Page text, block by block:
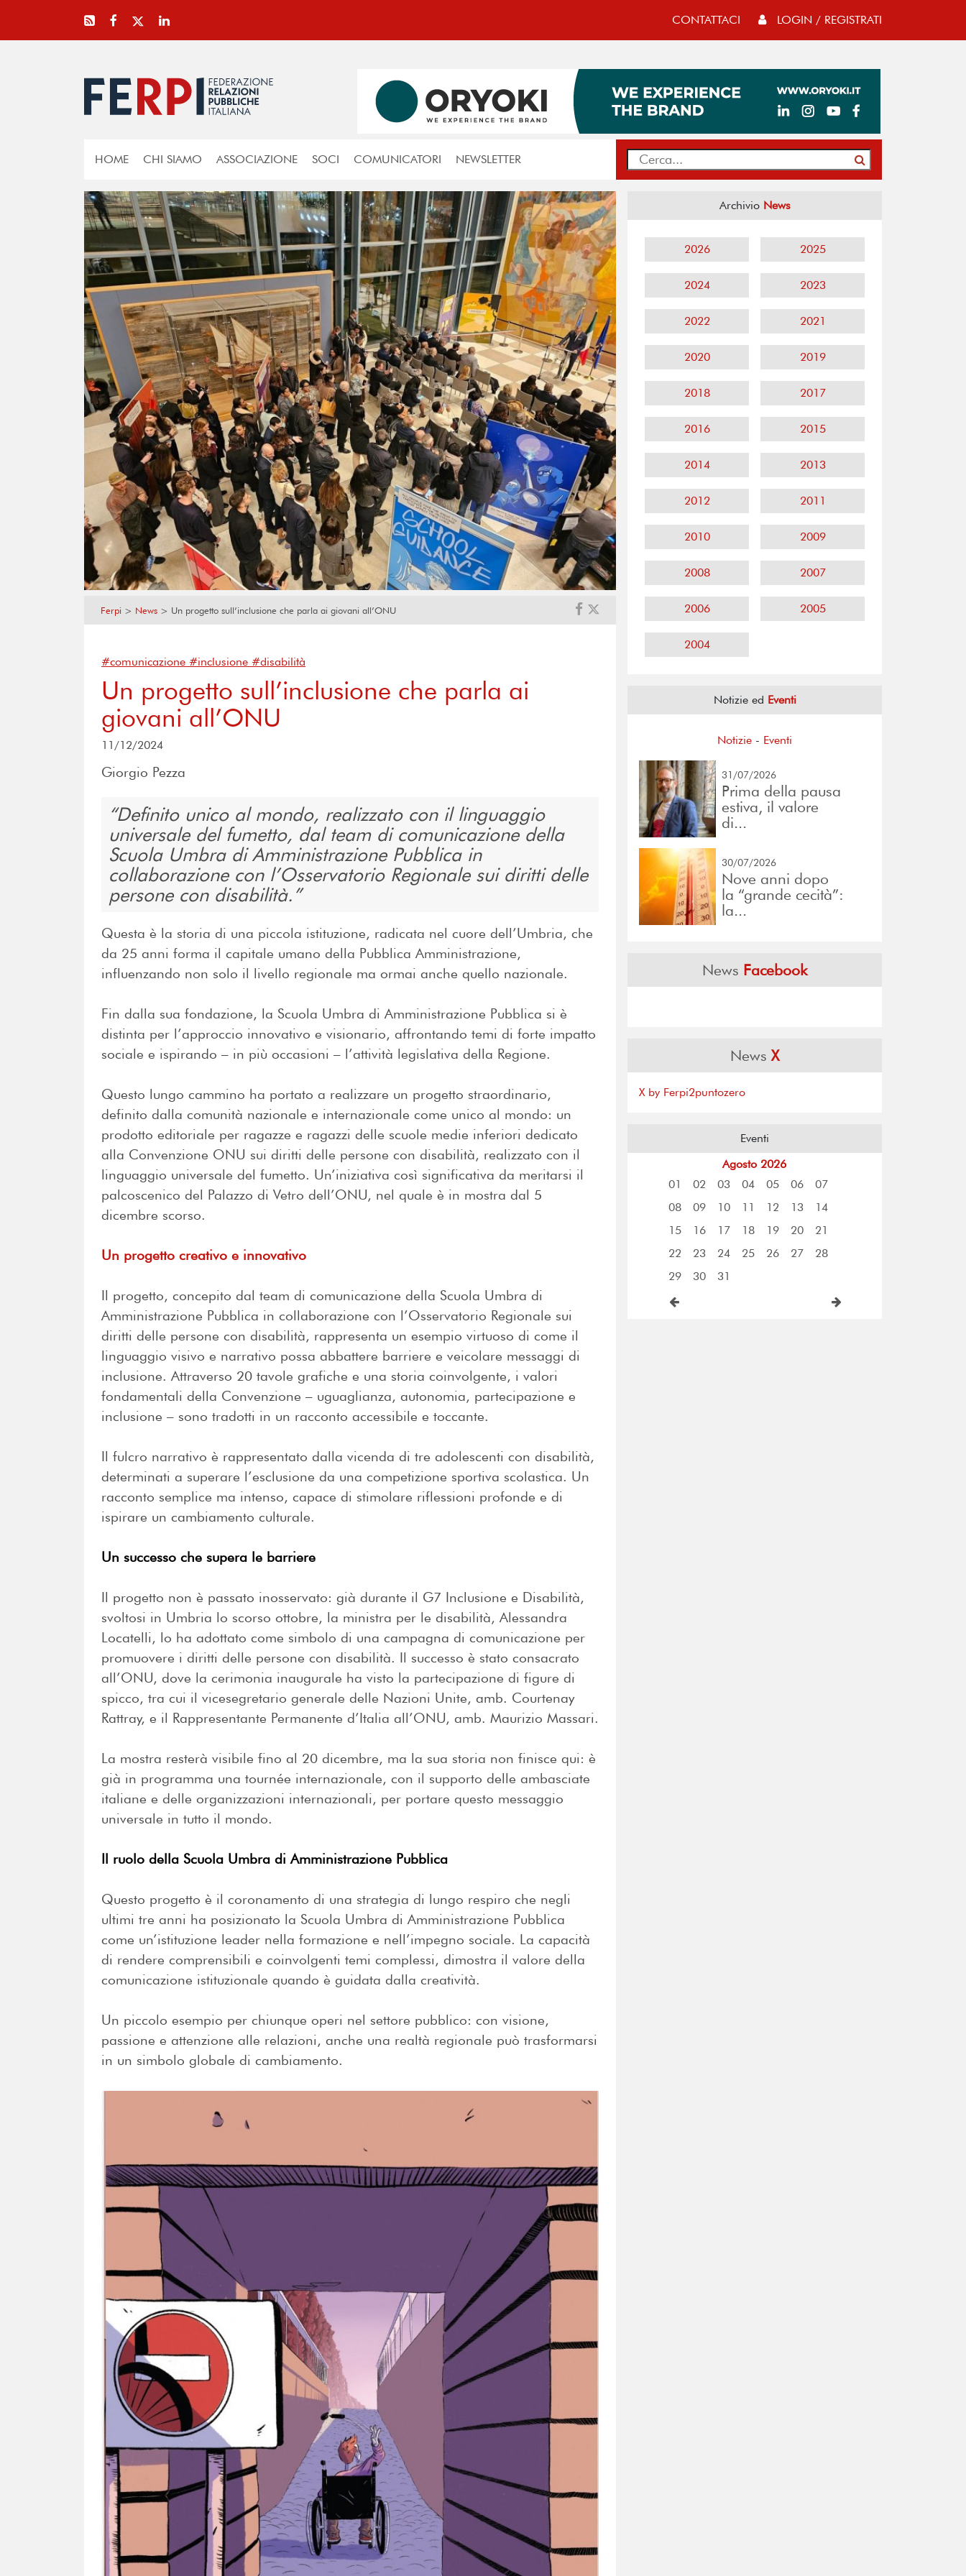
CONTATTACI LOGIN / REGISTRATI
HOME CHI SIAMO ASSOCIAZIONE SOCI COMUNICATORI NEWSLETTER
Ferpi > News > Un progetto sull’inclusione che parla ai giovani all’ONU
#comunicazione #inclusione #disabilità
Un progetto sull’inclusione che parla ai
giovani all’ONU
11/12/2024
Giorgio Pezza
Definito unico al mondo, realizzato con il linguaggio
universale del fumetto, dal team di comunicazione della
Scuola Umbra di Amministrazione Pubblica in
collaborazione con l’Osservatorio Regionale sui diritti delle
persone con disabilità.
Questa è la storia di una piccola istituzione, radicata nel cuore dell’Umbria, che
da 25 anni forma il capitale umano della Pubblica Amministrazione,
influenzando non solo il livello regionale ma ormai anche quello nazionale.
Fin dalla sua fondazione, la Scuola Umbra di Amministrazione Pubblica si è
distinta per l’approccio innovativo e visionario, affrontando temi di forte impatto
sociale e ispirando – in più occasioni – l’attività legislativa della Regione.
Questo lungo cammino ha portato a realizzare un progetto straordinario,
definito dalla comunità nazionale e internazionale come unico al mondo: un
prodotto editoriale per ragazze e ragazzi delle scuole medie inferiori dedicato
alla Convenzione ONU sui diritti delle persone con disabilità, realizzato con il
linguaggio universale del fumetto. Un’iniziativa così significativa da meritarsi il
palcoscenico del Palazzo di Vetro dell’ONU, nel quale è in mostra dal 5
dicembre scorso.
Un progetto creativo e innovativo
Il progetto, concepito dal team di comunicazione della Scuola Umbra di
Amministrazione Pubblica in collaborazione con l’Osservatorio Regionale sui
diritti delle persone con disabilità, rappresenta un esempio virtuoso di come il
linguaggio visivo e narrativo possa abbattere barriere e veicolare messaggi di
inclusione. Attraverso 20 tavole grafiche e una storia coinvolgente, i valori
fondamentali della Convenzione – uguaglianza, autonomia, partecipazione e
inclusione – sono tradotti in un racconto accessibile e toccante.
Il fulcro narrativo è rappresentato dalla vicenda di tre adolescenti con disabilità,
determinati a superare l’esclusione da una competizione sportiva scolastica. Un
racconto semplice ma intenso, capace di stimolare riflessioni profonde e di
ispirare un cambiamento culturale.
Un successo che supera le barriere
Il progetto non è passato inosservato: già durante il G7 Inclusione e Disabilità,
svoltosi in Umbria lo scorso ottobre, la ministra per le disabilità, Alessandra
Locatelli, lo ha adottato come simbolo di una campagna di comunicazione per
promuovere i diritti delle persone con disabilità. Il successo è stato consacrato
all’ONU, dove la cerimonia inaugurale ha visto la partecipazione di figure di
spicco, tra cui il vicesegretario generale delle Nazioni Unite, amb. Courtenay
Rattray, e il Rappresentante Permanente d’Italia all’ONU, amb. Maurizio Massari.
La mostra resterà visibile fino al 20 dicembre, ma la sua storia non finisce qui: è
già in programma una tournée internazionale, con il supporto delle ambasciate
italiane e delle organizzazioni internazionali, per portare questo messaggio
universale in tutto il mondo.
Il ruolo della Scuola Umbra di Amministrazione Pubblica
Questo progetto è il coronamento di una strategia di lungo respiro che negli
ultimi tre anni ha posizionato la Scuola Umbra di Amministrazione Pubblica
come un’istituzione leader nella formazione e nell’impegno sociale. La capacità
di rendere comprensibili e coinvolgenti temi complessi, dimostra il valore della
comunicazione istituzionale quando è guidata dalla creatività.
Un piccolo esempio per chiunque operi nel settore pubblico: con visione,
passione e attenzione alle relazioni, anche una realtà regionale può trasformarsi
in un simbolo globale di cambiamento.
Archivio News
2026 2025
2024 2023
2022 2021
2020 2019
2018 2017
2016 2015
2014 2013
2012 2011
2010 2009
2008 2007
2006 2005
2004
Notizie ed Eventi
Notizie - Eventi
31/07/2026
Prima della pausa
estiva, il valore
di...
30/07/2026
Nove anni dopo
la “grande cecità”:
la...
News Facebook
NewsX
X by Ferpi2puntozero
Eventi
Agosto 2026
01
02 03 04 05 06
07
08
09 10 11 12 13
14
15
16 17 18 19 20
21
22
23 24 25 26 27
28
29
30 31